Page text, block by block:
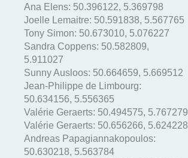
Ana Elens: 50.396122, 5.369798
Joelle Lemaitre: 50.591838, 5.567765
Tony Simon: 50.673010, 5.076227
Sandra Coppens: 50.582809,
5.911027
Sunny Ausloos: 50.664659, 5.669512
Jean-Philippe de Limbourg:
50.634156, 5.556365
Valérie Geraerts: 50.494575, 5.767279
Valérie Geraerts: 50.656266, 5.624228
Andreas Papagiannakopoulos:
50.630218, 5.563784